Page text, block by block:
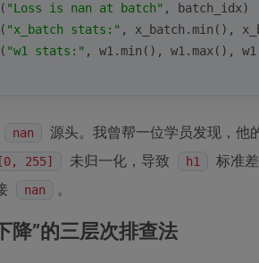
( "Loss is nan at batch" , batch_idx)
( "x_batch stats:" , x_batch. min (),
( "w1 stats:" , w1. min (), w1. max(),
nan
源头。我曾帮一位学员发现，他
[0, 255] 未归一化，导致 h1 标准
nan 。
降”的三层次排查法